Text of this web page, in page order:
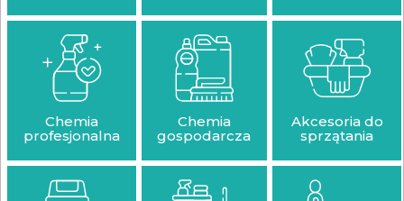
Akcesoria do
sprzątania
Chemia
gospodarcza
Chemia
profesjonalna